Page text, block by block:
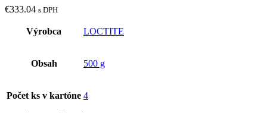
€333.04 s DPH
Výrobca LOCTITE
Obsah 500 g
Počet ks v kartóne 4